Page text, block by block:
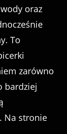
oraz
To
zarówno
bardziej
Na stronie